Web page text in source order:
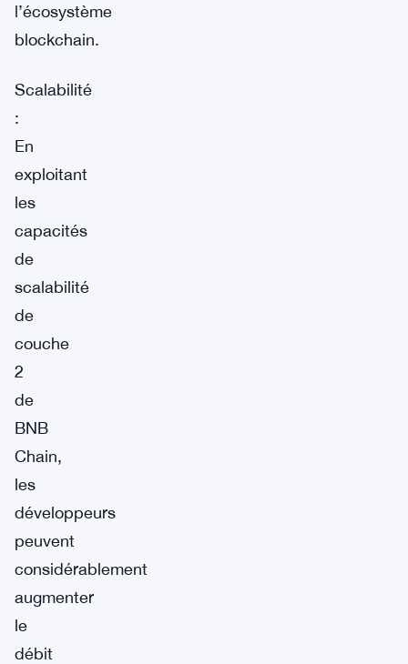
l’écosystème
blockchain.
Scalabilité
:
En
exploitant
les
capacités
de
scalabilité
de
couche
2
de
BNB
Chain,
les
développeurs
peuvent
considérablement
augmenter
le
débit